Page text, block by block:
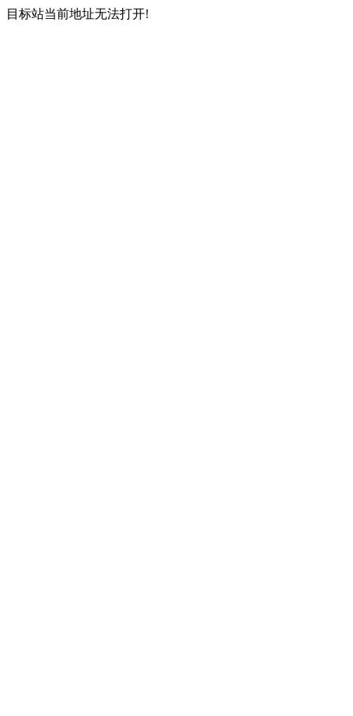
目标站当前地址无法打开!